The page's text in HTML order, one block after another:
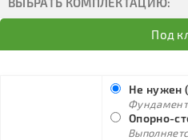
Под
Не нужен
Фундамент
Опорно-